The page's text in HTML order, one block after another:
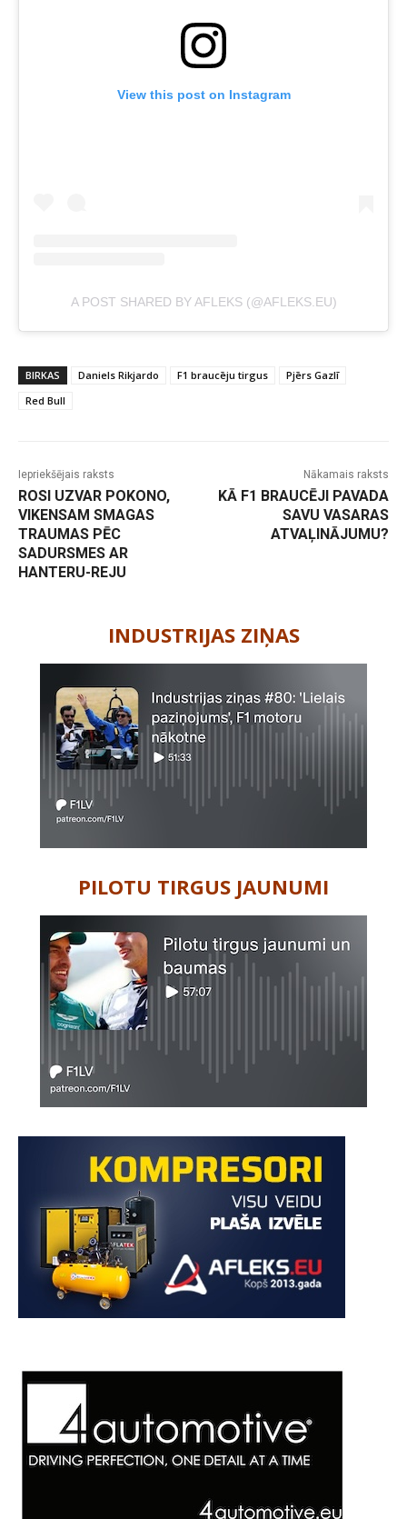
View this post on Instagram
A POST SHARED BY AFLEKS (@AFLEKS.EU)
BIRKAS Daniels Rikjardo F1 braucēju tirgus
Pjērs Gazlī
Red Bull
Iepriekšējais raksts
ROSI UZVAR POKONO,
VIKENSAM SMAGAS
TRAUMAS PĒC
SADURSMES AR
HANTERU-REJU
Nākamais raksts
KĀ F1 BRAUCĒJI PAVADA
SAVU VASARAS
ATVAĻINĀJUMU?
INDUSTRIJAS ZIŅAS
PILOTU TIRGUS JAUNUMI